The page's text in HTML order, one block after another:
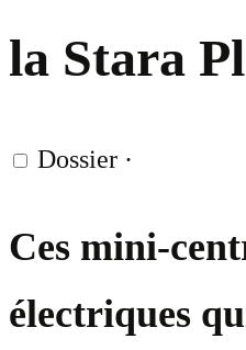
la Stara
Dossier ·
Ces mini-
électriques